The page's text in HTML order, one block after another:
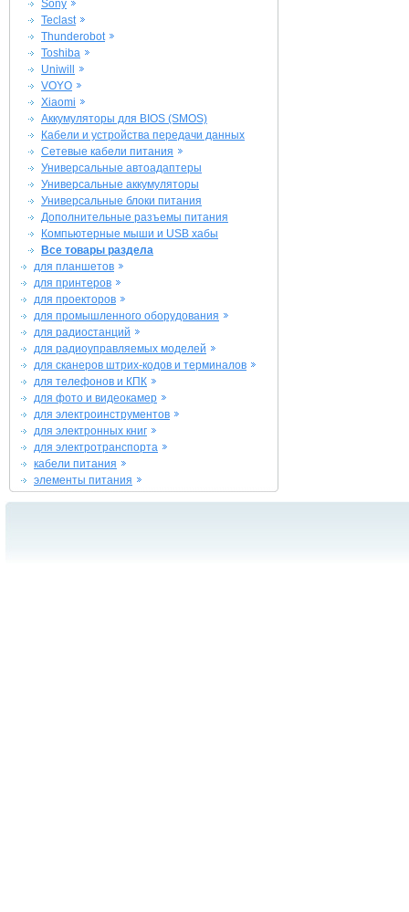
Sony
Teclast
Thunderobot
Toshiba
Uniwill
VOYO
Xiaomi
Аккумуляторы для BIOS (SMOS)
Кабели и устройства передачи данных
Сетевые кабели питания
Универсальные автоадаптеры
Универсальные аккумуляторы
Универсальные блоки питания
Дополнительные разъемы питания
Компьютерные мыши и USB хабы
Все товары раздела
для планшетов
для принтеров
для проекторов
для промышленного оборудования
для радиостанций
для радиоуправляемых моделей
для сканеров штрих-кодов и терминалов
для телефонов и КПК
для фото и видеокамер
для электроинструментов
для электронных книг
для электротранспорта
кабели питания
элементы питания